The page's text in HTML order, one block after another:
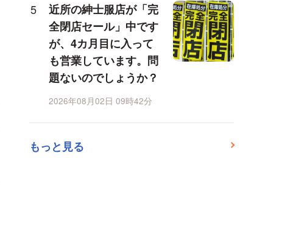
近所の紳士服店が「完
全閉店セール」中です
が、4カ月目に入って
も営業しています。問
題ないのでしょうか？
2026年08月02日 09時42分
もっと見る